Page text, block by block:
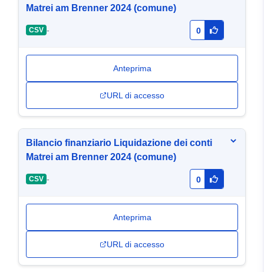
Matrei am Brenner 2024 (comune)
CSV - 0
Anteprima
URL di accesso
Bilancio finanziario Liquidazione dei conti
Matrei am Brenner 2024 (comune)
CSV - 0
Anteprima
URL di accesso